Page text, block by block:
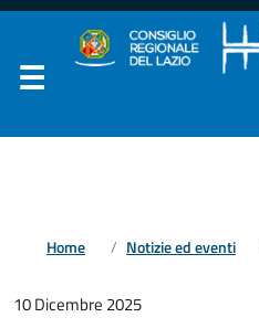
Home Notizie ed eventi
10 Dicembre 2025